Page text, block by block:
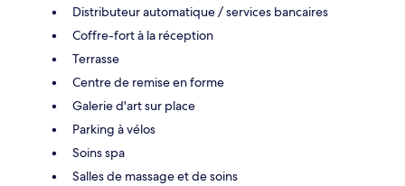
Distributeur automatique / services bancaires
Coffre-fort à la réception
Terrasse
Centre de remise en forme
Galerie d'art sur place
Parking à vélos
Soins spa
Salles de massage et de soins